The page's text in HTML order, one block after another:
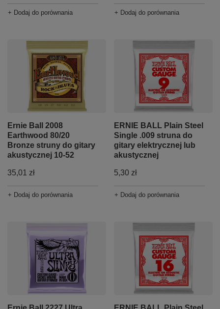
+ Dodaj do porównania + Dodaj do porównania
Ernie Ball 2008
Earthwood 80/20
Bronze struny do gitary
akustycznej 10-52
35,01 zł
+ Dodaj do porównania
ERNIE BALL Plain Steel
Single .009 struna do
gitary elektrycznej lub
akustycznej
5,30 zł
+ Dodaj do porównania